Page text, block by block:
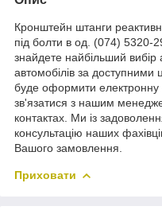
Кронштейн штанги
під болти в од. (074)
знайдете найбільший вибір
автомобілів за
буде оформити електронну
зв'язатися з нашим
контактах. Ми із
консультацію наших
Вашого замовлення.
Приховати